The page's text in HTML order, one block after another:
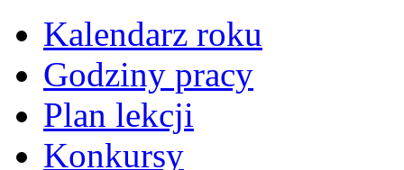
Kalendarz roku
Godziny pracy
Plan lekcji
Konkursy